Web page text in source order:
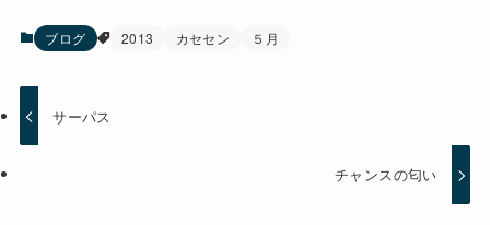
ブログ 2013 カセセン ５月
サーパス
チャンスの匂い